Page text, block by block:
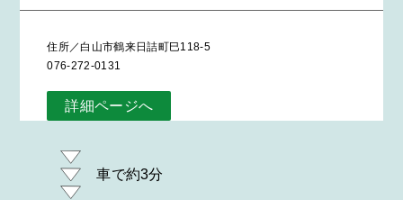
住所／白山市鶴来日詰町巳118-5
076-272-0131
詳細ページへ
車で約3分